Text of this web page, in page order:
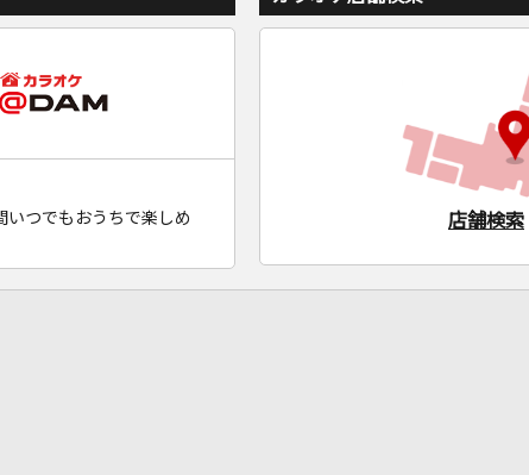
いつでもおうちで楽しめ
店舗検索